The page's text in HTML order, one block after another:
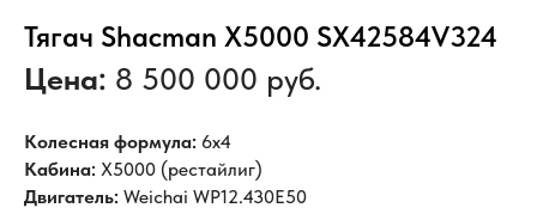
Тягач Shacman X5000 SX42584V324
Цена: 8 500 000 руб.
Колесная формула: 6х4
Кабина: X5000 (рестайлиг)
Двигатель: Weichai WP12.430E50